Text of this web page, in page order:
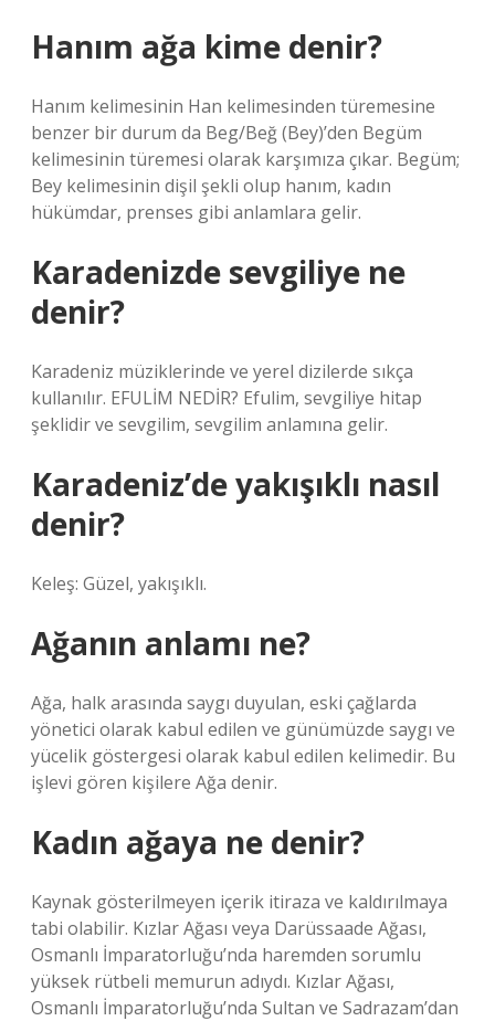
Hanım ağa kime denir?
Hanım kelimesinin Han kelimesinden türemesine
benzer bir durum da Beg/Beğ (Bey)’den Begüm
kelimesinin türemesi olarak karşımıza çıkar. Begüm;
Bey kelimesinin dişil şekli olup hanım, kadın
hükümdar, prenses gibi anlamlara gelir.
Karadenizde sevgiliye ne
denir?
Karadeniz müziklerinde ve yerel dizilerde sıkça
kullanılır. EFULİM NEDİR? Efulim, sevgiliye hitap
şeklidir ve sevgilim, sevgilim anlamına gelir.
Karadeniz’de yakışıklı nasıl
denir?
Keleş: Güzel, yakışıklı.
Ağanın anlamı ne?
Ağa, halk arasında saygı duyulan, eski çağlarda
yönetici olarak kabul edilen ve günümüzde saygı ve
yücelik göstergesi olarak kabul edilen kelimedir. Bu
işlevi gören kişilere Ağa denir.
Kadın ağaya ne denir?
Kaynak gösterilmeyen içerik itiraza ve kaldırılmaya
tabi olabilir. Kızlar Ağası veya Darüssaade Ağası,
Osmanlı İmparatorluğu’nda haremden sorumlu
yüksek rütbeli memurun adıydı. Kızlar Ağası,
Osmanlı İmparatorluğu’nda Sultan ve Sadrazam’dan